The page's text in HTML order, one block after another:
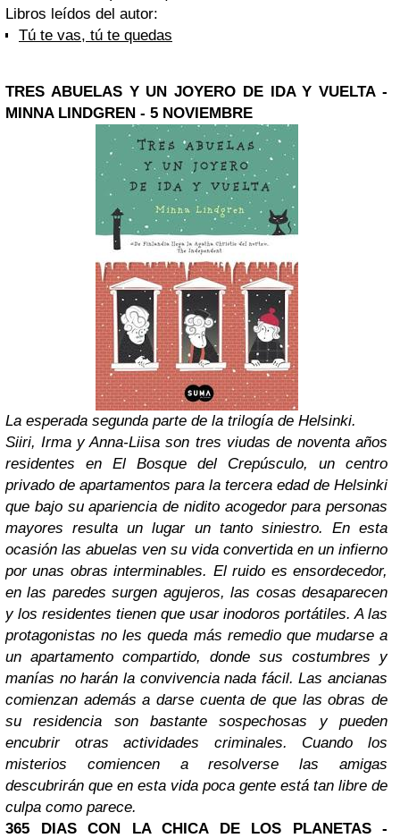
Libros leídos del autor:
Tú te vas, tú te quedas
TRES ABUELAS Y UN JOYERO DE IDA Y VUELTA -
MINNA LINDGREN - 5 NOVIEMBRE
La esperada segunda parte de la trilogía de Helsinki.
Siiri, Irma y Anna-Liisa son tres viudas de noventa años
residentes en El Bosque del Crepúsculo, un centro
privado de apartamentos para la tercera edad de Helsinki
que bajo su apariencia de nidito acogedor para personas
mayores resulta un lugar un tanto siniestro. En esta
ocasión las abuelas ven su vida convertida en un infierno
por unas obras interminables. El ruido es ensordecedor,
en las paredes surgen agujeros, las cosas desaparecen
y los residentes tienen que usar inodoros portátiles. A las
protagonistas no les queda más remedio que mudarse a
un apartamento compartido, donde sus costumbres y
manías no harán la convivencia nada fácil. Las ancianas
comienzan además a darse cuenta de que las obras de
su residencia son bastante sospechosas y pueden
encubrir otras actividades criminales. Cuando los
misterios comiencen a resolverse las amigas
descubrirán que en esta vida poca gente está tan libre de
culpa como parece.
365 DIAS CON LA CHICA DE LOS PLANETAS -